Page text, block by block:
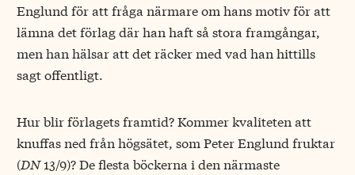
Englund för att fråga närmare om hans motiv för att
lämna det förlag där han haft så stora framgångar,
men han hälsar att det räcker med vad han hittills
sagt offentligt.
Hur blir förlagets framtid? Kommer kvaliteten att
knuffas ned från högsätet, som Peter Englund fruktar
(DN13/9)? De flesta böckerna i den närmaste